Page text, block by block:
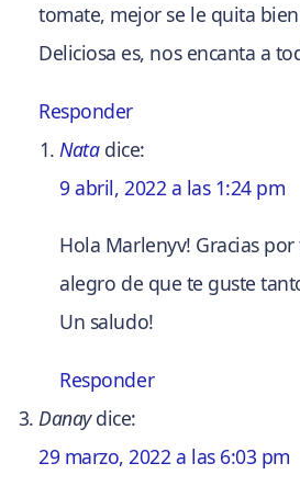
tomate, mejor se le quita
Deliciosa es, nos encanta a
Responder
Nata dice:
9 abril, 2022 a las 1:24 pm
Hola Marlenyv! Gracias
alegro de que te guste
Un saludo!
Responder
Danay dice:
29 marzo, 2022 a las 6:03 pm